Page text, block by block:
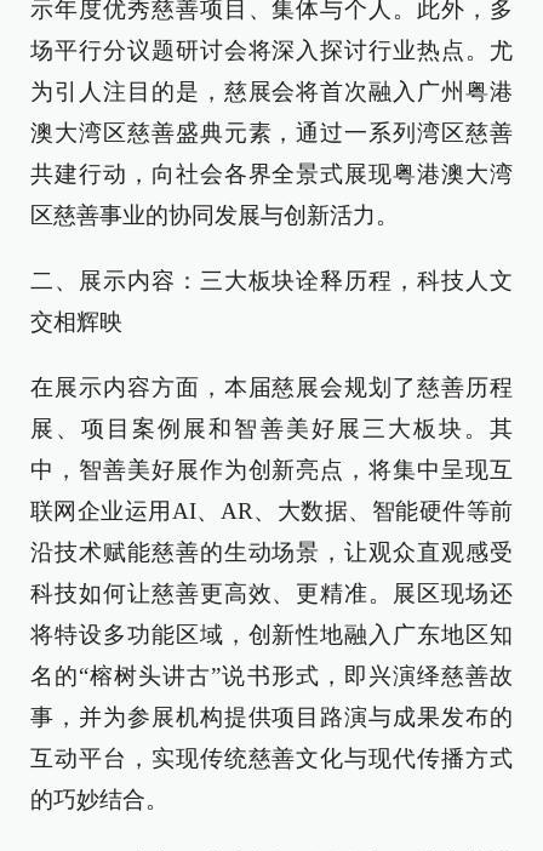
示年度优秀慈善项目、集体与个人。此外，多
场平行分议题研讨会将深入探讨行业热点。尤
为引人注目的是，慈展会将首次融入广州粤港
澳大湾区慈善盛典元素，通过一系列湾区慈善
共建行动，向社会各界全景式展现粤港澳大湾
区慈善事业的协同发展与创新活力。
二、展示内容：三大板块诠释历程，科技人文
交相辉映
在展示内容方面，本届慈展会规划了慈善历程
展、项目案例展和智善美好展三大板块。其
中，智善美好展作为创新亮点，将集中呈现互
联网企业运用AI、AR、大数据、智能硬件等前
沿技术赋能慈善的生动场景，让观众直观感受
科技如何让慈善更高效、更精准。展区现场还
将特设多功能区域，创新性地融入广东地区知
名的“榕树头讲古”说书形式，即兴演绎慈善故
事，并为参展机构提供项目路演与成果发布的
互动平台，实现传统慈善文化与现代传播方式
的巧妙结合。